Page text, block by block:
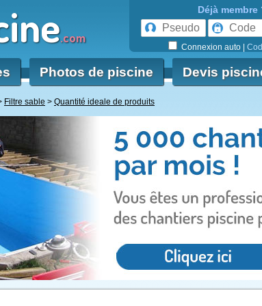
.com
Déjà membre
Connexion auto
Photos de piscine Devis
Filtre sable Quantité ideale de produits